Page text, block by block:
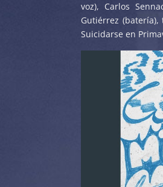
voz), Carlos
Gutiérrez
Suicidarse en